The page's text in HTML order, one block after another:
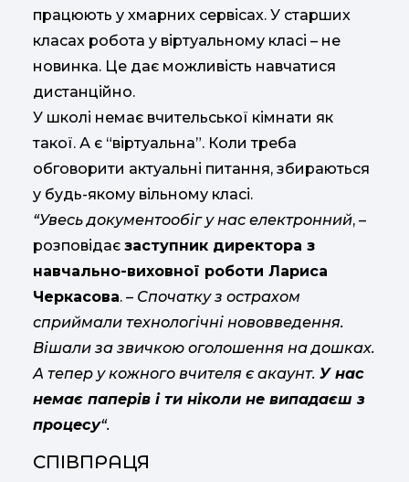
працюють у хмарних сервісах. У старших
класах робота у віртуальному класі – не
новинка. Це дає можливість навчатися
дистанційно.
У школі немає вчительської кімнати як
такої. А є “віртуальна”. Коли треба
обговорити актуальні питання, збираються
у будь-якому вільному класі.
“Увесь документообіг у нас електронний, –
розповідає заступник директора з
навчально-виховної роботи Лариса
Черкасова. – Спочатку з острахом
сприймали технологічні нововведення.
Вішали за звичкою оголошення на дошках.
А тепер у кожного вчителя є акаунт. У нас
немає паперів і ти ніколи не випадаєш з
процесу“.
СПІВПРАЦЯ